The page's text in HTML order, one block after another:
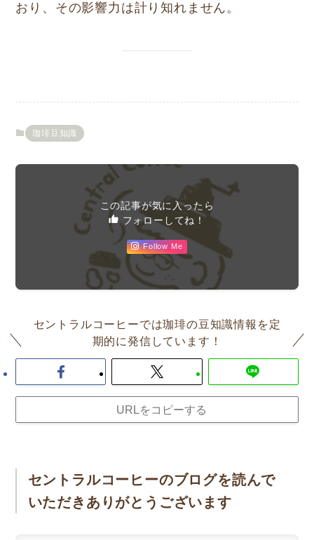
おり、その影響力は計り知れません。
珈琲豆知識
この記事が気に入ったら
フォローしてね！
Follow Me
セントラルコーヒーでは珈琲の豆知識情報を定
期的に発信しています！
URLをコピーする
セントラルコーヒーのブログを読んで
いただきありがとうございます